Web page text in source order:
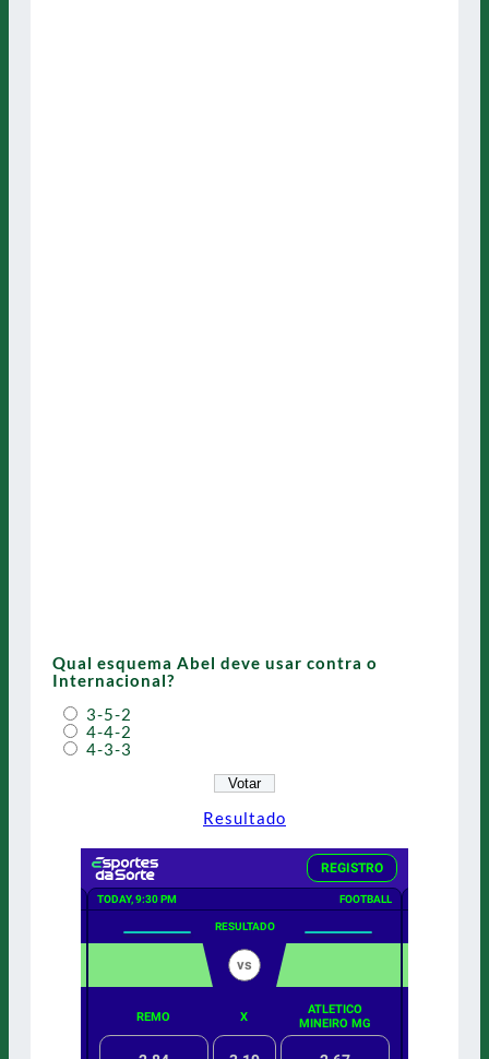
Qual esquema Abel deve usar contra o
Internacional?
3-5-2
4-4-2
4-3-3
Resultado